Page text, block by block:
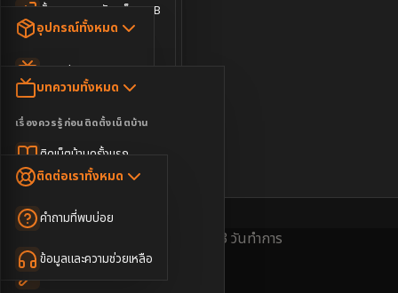
เน็ตบ้าน Super Fast
เน็ตบ้าน 2Gbps
เน็ตบ้านพร้อมกล่องทีวี
เน็ตบ้าน + Netflix
เน็ตบ้าน + บริการเสริม
เน็ตบ้านแรงทุกชั้น
ขั้นตอนการสมัครเน็ต 3BB
อุปกรณ์ทั้งหมด
AIS Play Box
Dongle เน็ตสำรอง
บทความ
บทความทั้งหมด
เรื่องควรรู้ก่อนติดตั้งเน็ตบ้าน
ติดเน็ตบ้านครั้งแรก
เทคนิคขอคิวช่างได้ไว
ข่าวสาร
ติดต่อเราทั้งหมด
คำถามที่พบบ่อย
ข้อมูลและความช่วยเหลือ
🇹🇭🇬🇧
1-3 วันทำการ
3BB & AIS Fibre